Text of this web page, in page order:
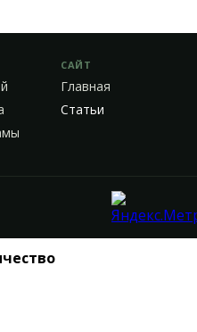
САЙТ
Главная
Статьи